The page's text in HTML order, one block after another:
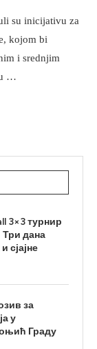
su inicijativu za
kojom bi
i srednjim
…
3×3 турнир
дана
сјајне
за
у
Граду